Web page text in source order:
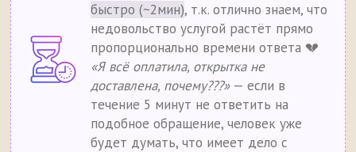
быстро (~2мин), т.к. отлично знаем, что
недовольство услугой растёт прямо
пропорционально времени ответа 💔
«Я всё оплатила, открытка не
доставлена, почему???»— если в
течение 5 минут не ответить на
подобное обращение, человек уже
будет думать, что имеет дело с